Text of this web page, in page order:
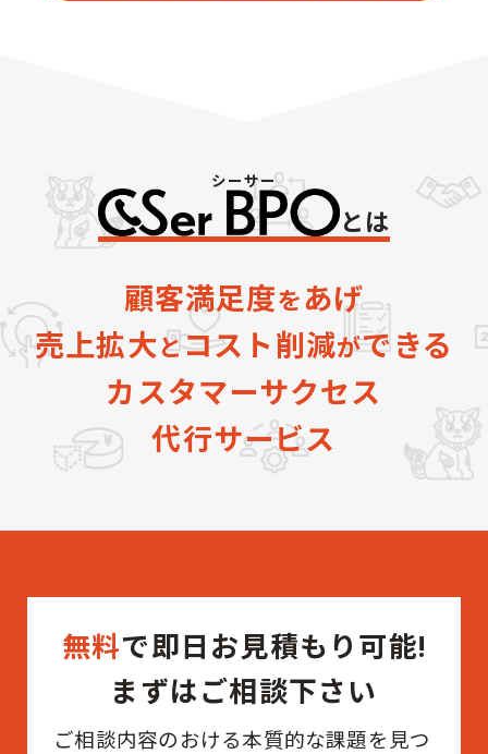
とは
顧客満足度をあげ
売上拡大とコスト削減ができる
カスタマーサクセス
代行サービス
無料で即日お見積もり可能!
まずはご相談下さい
ご相談内容のおける本質的な課題を見つ